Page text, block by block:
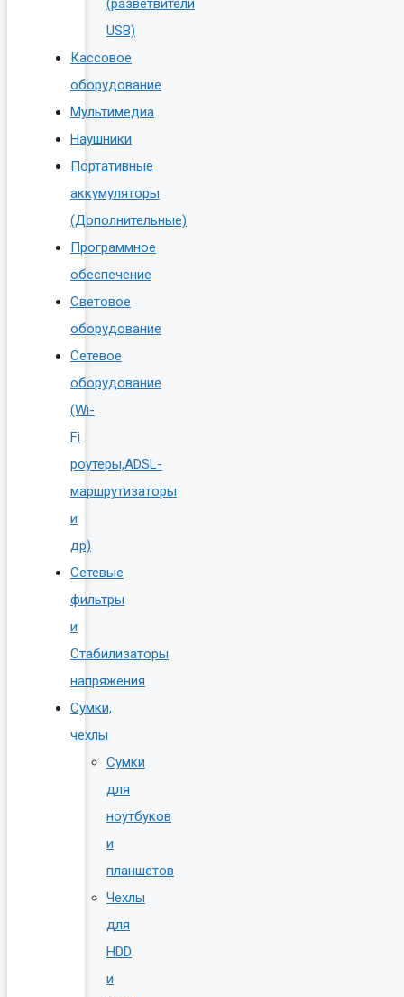
(разветвители
USB)
Кассовое
оборудование
Мультимедиа
Наушники
Портативные
аккумуляторы
(Дополнительные)
Программное
обеспечение
Световое
оборудование
Сетевое
оборудование
(Wi-
Fi
роутеры,ADSL-
маршрутизаторы
и
др)
Сетевые
фильтры
и
Стабилизаторы
напряжения
Сумки,
чехлы
Сумки
для
ноутбуков
и
планшетов
Чехлы
для
HDD
и